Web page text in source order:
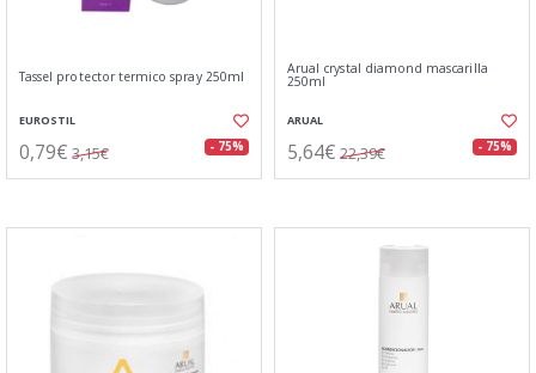
Tassel protector termico spray 250ml
EUROSTIL
0,79€ 3,15€ - 75%
Arual crystal diamond mascarilla
250ml
ARUAL
5,64€ 22,39€ - 75%